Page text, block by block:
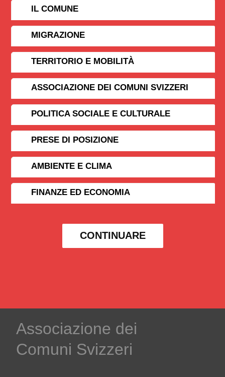
IL COMUNE
MIGRAZIONE
TERRITORIO E MOBILITÀ
ASSOCIAZIONE DEI COMUNI SVIZZERI
POLITICA SOCIALE E CULTURALE
PRESE DI POSIZIONE
AMBIENTE E CLIMA
FINANZE ED ECONOMIA
CONTINUARE
Associazione dei
Comuni Svizzeri